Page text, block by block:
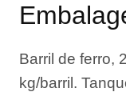
Barril de ferro,
kg/barril.